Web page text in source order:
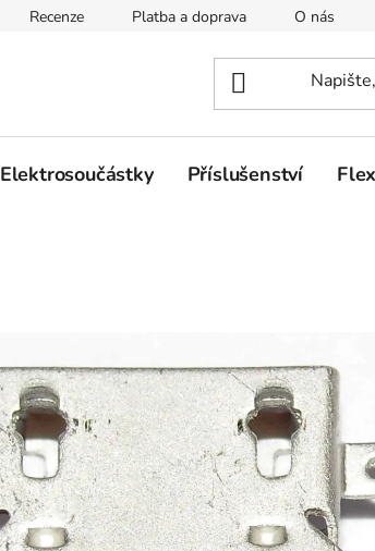
Recenze Platba a doprava O nás
Elektrosoučástky Příslušenství